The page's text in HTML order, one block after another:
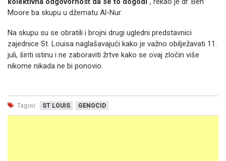
Moore ba skupu u džematu Al-Nur.
Na skupu su se obratili i brojni drugi ugledni predstavnici
zajednice St. Louisa naglašavajući kako je važno obilježavati 11.
juli, širiti istinu i ne zaboraviti žrtve kako se ovaj zločin više
nikome nikada ne bi ponovio.
Tagovi: ST LOUIS GENOCID